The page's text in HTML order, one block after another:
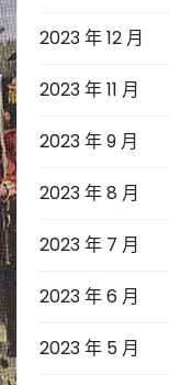
2023 年 12 月
2023 年 11 月
2023 年 9 月
2023 年 8 月
2023 年 7 月
2023 年 6 月
2023 年 5 月